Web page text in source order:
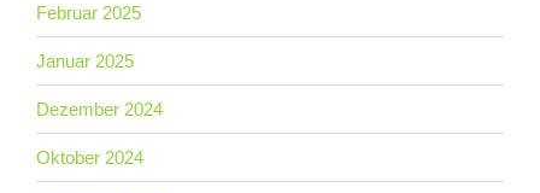
Februar 2025
Januar 2025
Dezember 2024
Oktober 2024